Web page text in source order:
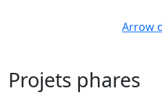
Arrow
Projets phares